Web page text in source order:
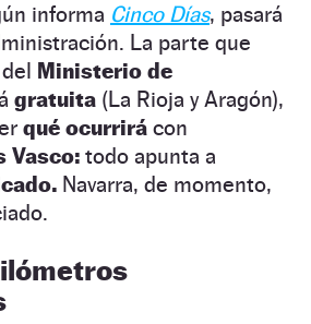
informa Cinco Días, pasará
La parte que
Ministerio de
gratuita (La Rioja y Aragón),
qué ocurrirá con
Vasco: todo apunta a
Navarra, de momento,